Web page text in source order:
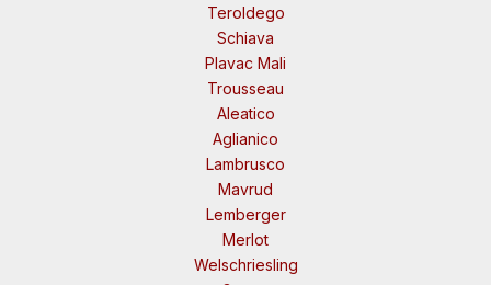
Teroldego
Schiava
Plavac Mali
Trousseau
Aleatico
Aglianico
Lambrusco
Mavrud
Lemberger
Merlot
Welschriesling